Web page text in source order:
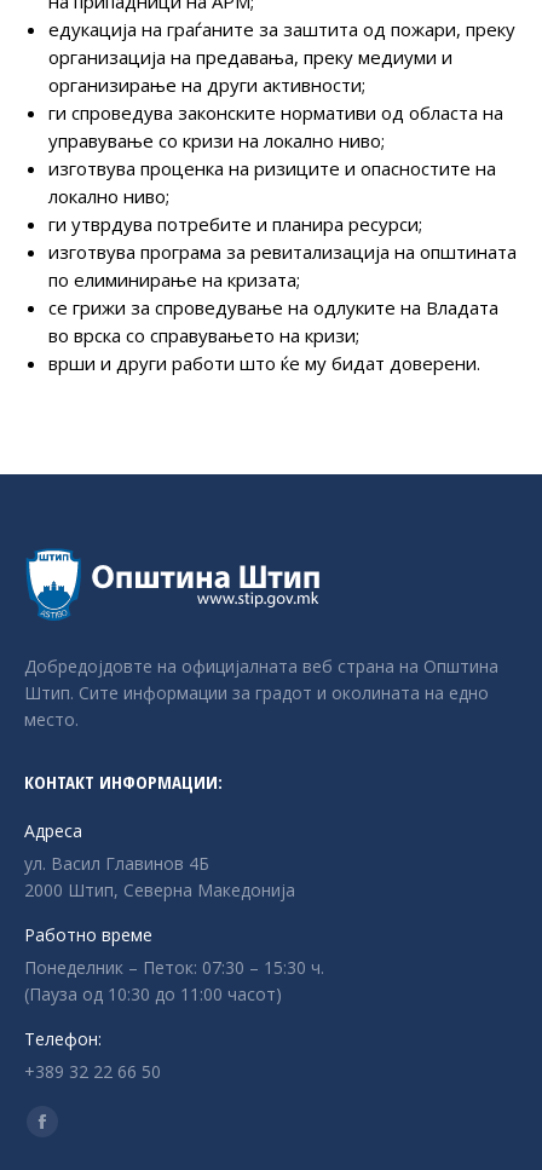
едукација на граѓаните за заштита од пожари, преку
организација на предавања, преку медиуми и
организирање на други активности;
ги спроведува законските нормативи од областа на
управување со кризи на локално ниво;
изготвува проценка на ризиците и опасностите на
локално ниво;
ги утврдува потребите и планира ресурси;
изготвува програма за ревитализација на општината
по елиминирање на кризата;
се грижи за спроведување на одлуките на Владата
во врска со справувањето на кризи;
врши и други работи што ќе му бидат доверени.
Добредојдовте на официјалната веб страна на Општина
Штип. Сите информации за градот и околината на едно
место.
КОНТАКТ ИНФОРМАЦИИ:
Адреса
ул. Васил Главинов 4Б
2000 Штип, Северна Македонија
Работно време
Понеделник – Петок: 07:30 – 15:30 ч.
(Пауза од 10:30 до 11:00 часот)
Телефон:
+389 32 22 66 50
Find us on:
Facebook